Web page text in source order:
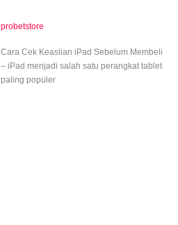
probetstore
Cara Cek Keaslian iPad Sebelum Membeli
– iPad menjadi salah satu perangkat tablet
paling populer